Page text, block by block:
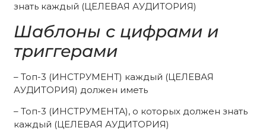
знать каждый (ЦЕЛЕВАЯ АУДИТОРИЯ)
Шаблоны с цифрами и
триггерами
– Топ-3 (ИНСТРУМЕНТ) каждый (ЦЕЛЕВАЯ
АУДИТОРИЯ) должен иметь
– Топ-3 (ИНСТРУМЕНТА), о которых должен знать
каждый (ЦЕЛЕВАЯ АУДИТОРИЯ)